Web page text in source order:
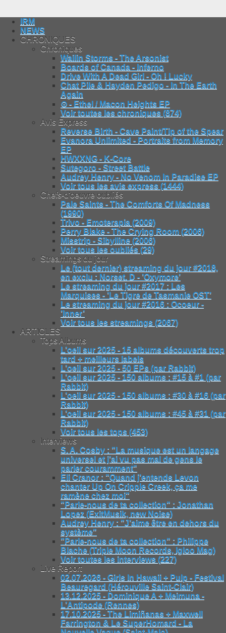
IRM
NEWS
CHRONIQUES
Chroniques
Wailin Storms - The Arsonist
Boards of Canada - Inferno
Drive With A Dead Girl - Oh ! Lucky
Chat Pile & Hayden Pedigo - In The Earth
Again
⊙ - Ethel / Macon Heights EP
Voir toutes les chroniques (874)
Avis Express
Reverse Birth - Cave Paint/Tip of the Spear
Evanora Unlimited - Portraits from Memory
EP
HWXXNG - K-Core
Sutegoro - Street Battle
Audrey Henry - No Venom In Paradise EP
Voir tous les avis express (1444)
Chefs-d'oeuvre oubliés
Pale Saints - The Comforts Of Madness
(1990)
Trivo - Emoterapia (2009)
Perry Blake - The Crying Room (2006)
Misstrip - Sibylline (2006)
Voir tous les oubliés (29)
Streamings du jour
Le (tout dernier) streaming du jour #2018,
en exclu : Norset. D - ’Oxymore’
Le streaming du jour #2017 : Les
Marquises - ’Le Tigre de Tasmanie OST’
Le streaming du jour #2016 : Ocoeur -
’Inner’
Voir tous les streamings (2067)
ARTICLES
Tops Albums
L’oeil sur 2025 - 15 albums découverts trop
tard + meilleurs labels
L’oeil sur 2025 - 50 EPs (par Rabbit)
L’oeil sur 2025 - 150 albums : #15 à #1 (par
Rabbit)
L’oeil sur 2025 - 150 albums : #30 à #16 (par
Rabbit)
L’oeil sur 2025 - 150 albums : #45 à #31 (par
Rabbit)
Voir tous les tops (453)
Interviews
S. A. Cosby : "La musique est un langage
universel et j’ai vu pas mal de gens le
parler couramment"
Eli Cranor : "Quand j’entends Levon
chanter Up On Cripple Creek, ça me
ramène chez moi"
"Parle-nous de ta collection" : Jonathan
Lopez (ExitMusik, new Noise)
Audrey Henry : "J’aime être en dehors du
système"
"Parle-nous de ta collection" : Philippe
Blache (Triple Moon Records, Igloo Mag)
Voir toutes les interviews (227)
Live Report
02.07.2026 - Girls In Hawaii + Pulp - Festival
Beauregard (Hérouville Saint-Clair)
13.12.2025 - Dominique A + Meimuna -
L’Antipode (Rennes)
17.10.2025 - The Limiñanas + Maxwell
Farrington & Le SuperHomard - La